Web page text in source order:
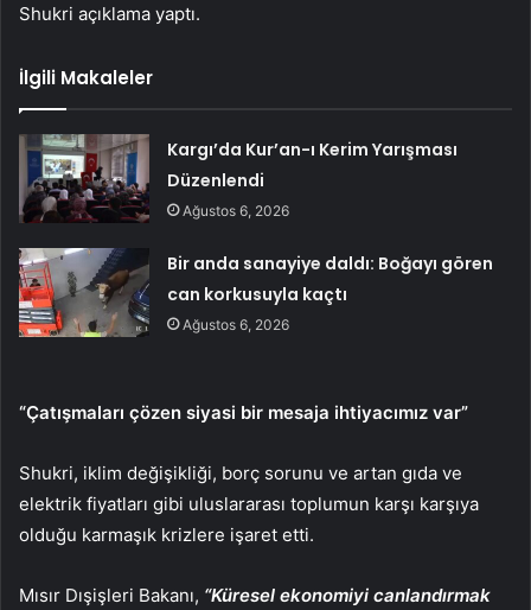
Shukri açıklama yaptı.
İlgili Makaleler
Kargı’da Kur’an-ı Kerim Yarışması
Düzenlendi
Ağustos 6, 2026
Bir anda sanayiye daldı: Boğayı gören
can korkusuyla kaçtı
Ağustos 6, 2026
“Çatışmaları çözen siyasi bir mesaja ihtiyacımız var”
Shukri, iklim değişikliği, borç sorunu ve artan gıda ve
elektrik fiyatları gibi uluslararası toplumun karşı karşıya
olduğu karmaşık krizlere işaret etti.
Mısır Dışişleri Bakanı, “Küresel ekonomiyi canlandırmak